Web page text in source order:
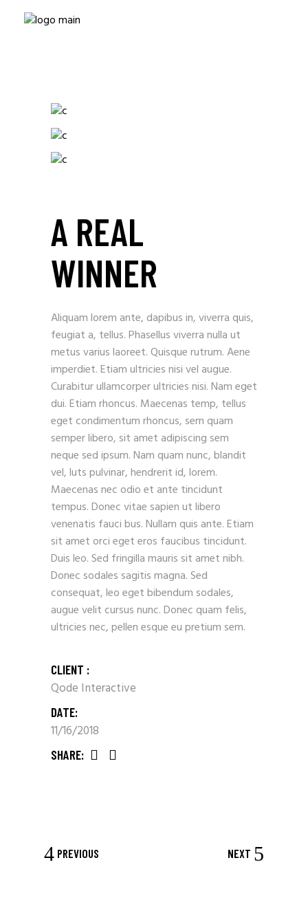
A REAL
WINNER
Aliquam lorem ante, dapibus in, viverra quis,
feugiat a, tellus. Phasellus viverra nulla ut
metus varius laoreet. Quisque rutrum. Aene
imperdiet. Etiam ultricies nisi vel augue.
Curabitur ullamcorper ultricies nisi. Nam eget
dui. Etiam rhoncus. Maecenas temp, tellus
eget condimentum rhoncus, sem quam
semper libero, sit amet adipiscing sem
neque sed ipsum. Nam quam nunc, blandit
vel, luts pulvinar, hendrerit id, lorem.
Maecenas nec odio et ante tincidunt
tempus. Donec vitae sapien ut libero
venenatis fauci bus. Nullam quis ante. Etiam
sit amet orci eget eros faucibus tincidunt.
Duis leo. Sed fringilla mauris sit amet nibh.
Donec sodales sagitis magna. Sed
consequat, leo eget bibendum sodales,
augue velit cursus nunc. Donec quam felis,
ultricies nec, pellen esque eu pretium sem.
CLIENT :
Qode Interactive
DATE:
11/16/2018
SHARE:
PREVIOUS NEXT